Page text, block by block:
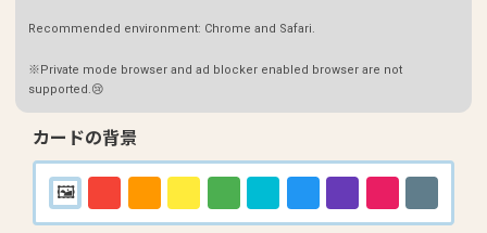
Recommended environment: Chrome and Safari.
※Private mode browser and ad blocker enabled browser are not
supported.😢
カードの背景